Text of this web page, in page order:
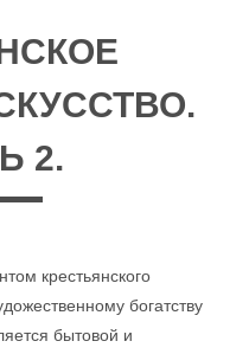
2.
крестьянского
богатству
бытовой и